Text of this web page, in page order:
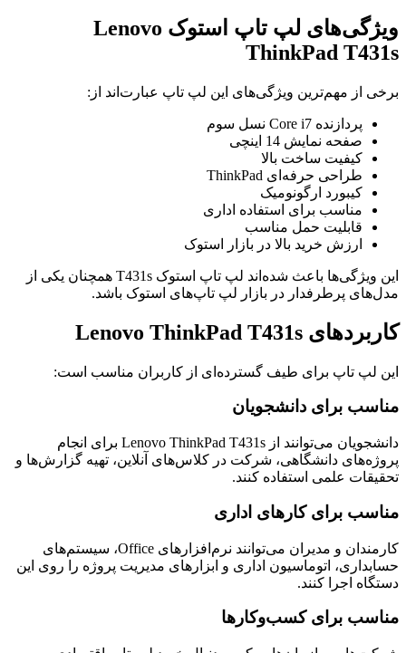
ویژگی‌های لپ تاپ استوک Lenovo
ThinkPad T431s
برخی از مهم‌ترین ویژگی‌های این لپ تاپ عبارت‌اند از:
پردازنده Core i7 نسل سوم
صفحه نمایش 14 اینچی
کیفیت ساخت بالا
طراحی حرفه‌ای ThinkPad
کیبورد ارگونومیک
مناسب برای استفاده اداری
قابلیت حمل مناسب
ارزش خرید بالا در بازار استوک
این ویژگی‌ها باعث شده‌اند لپ تاپ استوک T431s همچنان یکی از
مدل‌های پرطرفدار در بازار لپ تاپ‌های استوک باشد.
کاربردهای Lenovo ThinkPad T431s
این لپ تاپ برای طیف گسترده‌ای از کاربران مناسب است:
مناسب برای دانشجویان
دانشجویان می‌توانند از Lenovo ThinkPad T431s برای انجام
پروژه‌های دانشگاهی، شرکت در کلاس‌های آنلاین، تهیه گزارش‌ها و
تحقیقات علمی استفاده کنند.
مناسب برای کارهای اداری
کارمندان و مدیران می‌توانند نرم‌افزارهای Office، سیستم‌های
حسابداری، اتوماسیون اداری و ابزارهای مدیریت پروژه را روی این
دستگاه اجرا کنند.
مناسب برای کسب‌وکارها